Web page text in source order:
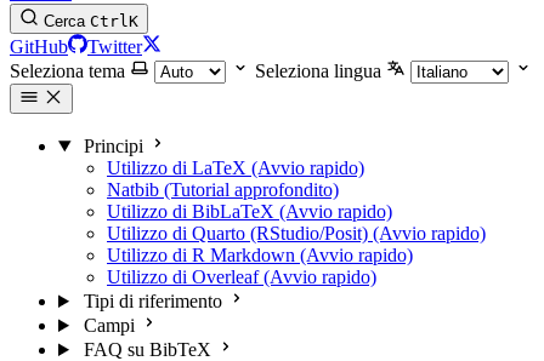
Cerca CtrlK
GitHub
Twitter
Seleziona tema
Seleziona lingua
Principi
Utilizzo di LaTeX (Avvio rapido)
Natbib (Tutorial approfondito)
Utilizzo di BibLaTeX (Avvio rapido)
Utilizzo di Quarto (RStudio/Posit) (Avvio rapido)
Utilizzo di R Markdown (Avvio rapido)
Utilizzo di Overleaf (Avvio rapido)
Tipi di riferimento
Campi
FAQ su BibTeX